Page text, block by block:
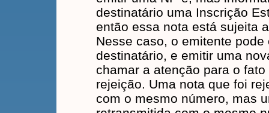
destinatário uma Inscrição
então essa nota está sujeita
Nesse caso, o emitente
destinatário, e emitir uma
chamar a atenção para o
rejeição. Uma nota que foi
com o mesmo número, mas